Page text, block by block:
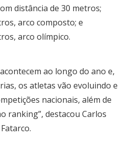
distância de 30 metros;
arco composto; e
arco olímpico.
ao longo do ano e,
os atletas vão evoluindo e
nacionais, além de
ranking”, destacou Carlos